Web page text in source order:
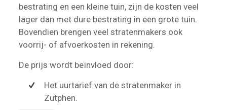
bestrating en een kleine tuin, zijn de kosten veel
lager dan met dure bestrating in een grote tuin.
Bovendien brengen veel stratenmakers ook
voorrij- of afvoerkosten in rekening.
De prijs wordt beïnvloed door:
Het uurtarief van de stratenmaker in
Zutphen.